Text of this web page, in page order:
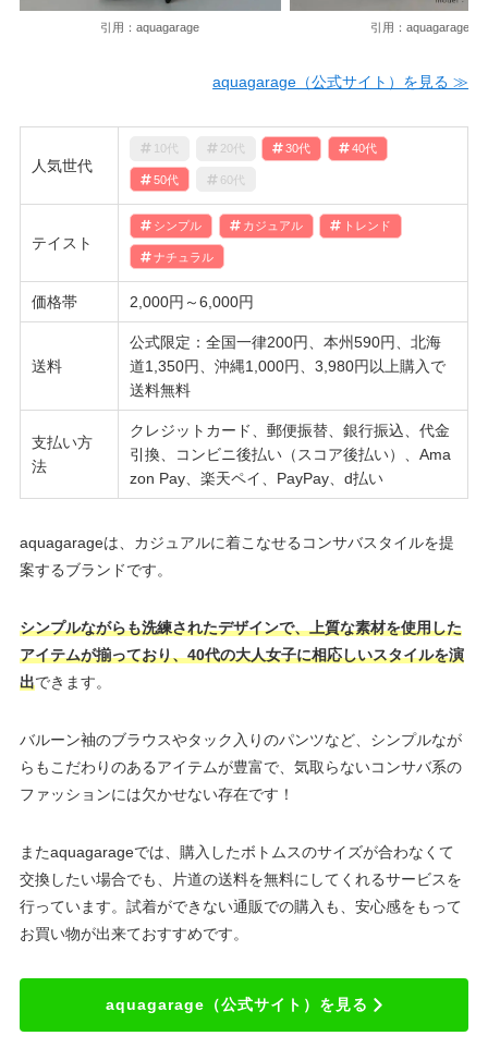
引用：aquagarage 引用：aquagarage
aquagarage（公式サイト）を見る ≫
人気世代
10代 20代 30代 40代
50代 60代
テイスト
シンプル カジュアル トレンド
ナチュラル
価格帯 2,000円～6,000円
送料
公式限定：全国一律200円、本州590円、北海
道1,350円、沖縄1,000円、3,980円以上購入で
送料無料
支払い方
法
クレジットカード、郵便振替、銀行振込、代金
引換、コンビニ後払い（スコア後払い）、Ama
zon Pay、楽天ペイ、PayPay、d払い
aquagarageは、カジュアルに着こなせるコンサバスタイルを提
案するブランドです。
シンプルながらも洗練されたデザインで、上質な素材を使用した
アイテムが揃っており、40代の大人女子に相応しいスタイルを演
出できます。
バルーン袖のブラウスやタック入りのパンツなど、シンプルなが
らもこだわりのあるアイテムが豊富で、気取らないコンサバ系の
ファッションには欠かせない存在です！
またaquagarageでは、購入したボトムスのサイズが合わなくて
交換したい場合でも、片道の送料を無料にしてくれるサービスを
行っています。試着ができない通販での購入も、安心感をもって
お買い物が出来ておすすめです。
aquagarage（公式サイト）を見る